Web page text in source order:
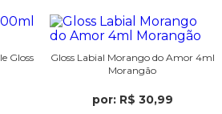
Gloss
Gloss Labial Morango do Amor 4ml
Morangão
por: R$ 30,99